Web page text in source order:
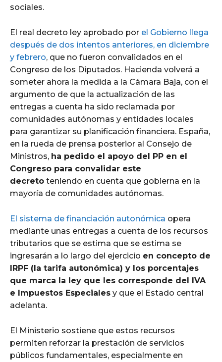
sociales.
El real decreto ley aprobado por el Gobierno llega
después de dos intentos anteriores, en diciembre
y febrero, que no fueron convalidados en el
Congreso de los Diputados. Hacienda volverá a
someter ahora la medida a la Cámara Baja, con el
argumento de que la actualización de las
entregas a cuenta ha sido reclamada por
comunidades autónomas y entidades locales
para garantizar su planificación financiera. España,
en la rueda de prensa posterior al Consejo de
Ministros, ha pedido el apoyo del PP en el
Congreso para convalidar este
decreto teniendo en cuenta que gobierna en la
mayoría de comunidades autónomas.
El sistema de financiación autonómica opera
mediante unas entregas a cuenta de los recursos
tributarios que se estima que se estima se
ingresarán a lo largo del ejercicio en concepto de
IRPF (la tarifa autonómica) y los porcentajes
que marca la ley que les corresponde del IVA
e Impuestos Especiales y que el Estado central
adelanta.
El Ministerio sostiene que estos recursos
permiten reforzar la prestación de servicios
públicos fundamentales, especialmente en